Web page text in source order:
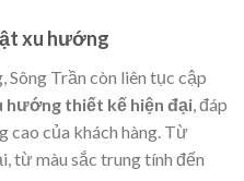
xu hướng
Trần còn liên tục cập
hướng thiết kế hiện đại , đáp
cao của khách hàng. Từ
từ màu sắc trung tính đến